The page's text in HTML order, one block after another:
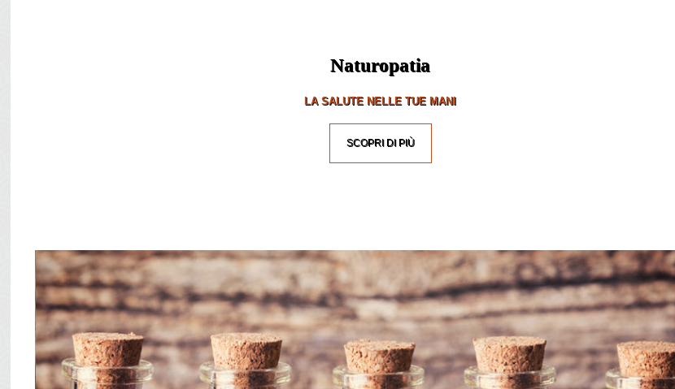
Naturopatia
LA SALUTE NELLE TUE MANI
SCOPRI DI PIÙ